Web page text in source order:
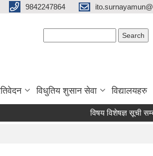
9842247864
विधुतिय शुसान सेवा विद्यालयहरु
विषय विशेषज्ञ सूची